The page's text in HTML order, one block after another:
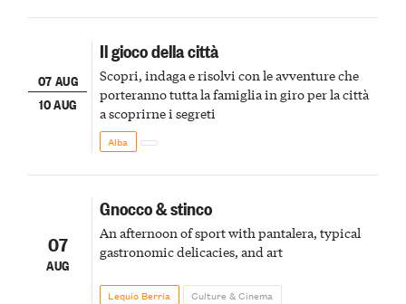
07 AUG
10 AUG
Il gioco della città
Scopri, indaga e risolvi con le avventure che
porteranno tutta la famiglia in giro per la città
a scoprirne i segreti
Alba
07
AUG
Gnocco & stinco
An afternoon of sport with pantalera, typical
gastronomic delicacies, and art
Lequio Berria Culture & Cinema